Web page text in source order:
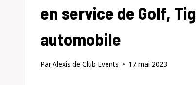
en service de Golf,
automobile
ParAlexis de Club Events 17 mai 2023